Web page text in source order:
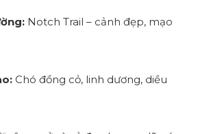
Notch Trail – cảnh đẹp, mạo
Chó đồng cỏ, linh dương, diều